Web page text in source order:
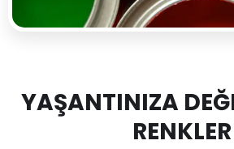
YAŞANTINIZA
RENKLER